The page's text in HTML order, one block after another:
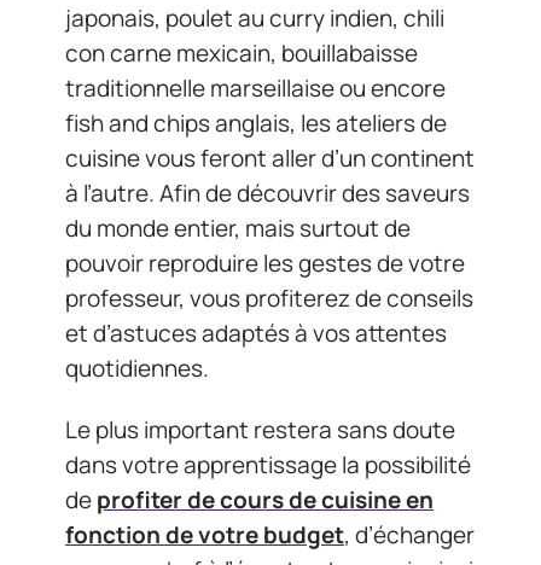
japonais, poulet au curry indien, chili
con carne mexicain, bouillabaisse
traditionnelle marseillaise ou encore
fish and chips anglais, les ateliers de
cuisine vous feront aller d’un continent
à l’autre. Afin de découvrir des saveurs
du monde entier, mais surtout de
pouvoir reproduire les gestes de votre
professeur, vous profiterez de conseils
et d’astuces adaptés à vos attentes
quotidiennes.
Le plus important restera sans doute
dans votre apprentissage la possibilité
deprofiter de cours de cuisine en
fonction de votre budget, d’échanger